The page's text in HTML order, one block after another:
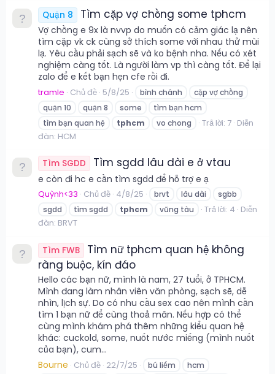
Quận 8 Tìm cặp vợ chồng some tphcm
Vợ chồng e 9x là nvvp do muốn có cảm giác lạ nên
tìm cặp vk ck cùng sở thích some với nhau thử mùi
lạ. Yêu cầu phải sạch sẽ và ko bệnh nha. Nếu có xét
nghiệm càng tốt. Là người làm vp thì càng tốt. Để lại
zalo để e kết bạn hẹn cfe rồi đi.
tramle Chủ đề 5/8/25 bình chánh
cặp vợ chồng
quận 10
quận 8 some
tìm bạn hcm
tìm bạn quan hệ
tphcm vo chong Trả lời: 7 Diễn
đàn: HCM
Tìm SGDD Tìm sgdd lâu dài e ở vtau
e còn đi hc e cần tìm sgdd để hỗ trợ e ạ
Quỳnh<33 Chủ đề 4/8/25 brvt lâu dài
sgbb
sgdd
tìm sgdd tphcm vũng tàu Trả lời: 4 Diễn
đàn: BRVT
Tìm FWB
Tìm nữ tphcm quan hệ không
ràng buộc, kín đáo
Hello các bạn nữ, mình là nam, 27 tuổi, ở TPHCM.
Mình đang làm nhân viên văn phòng, sạch sẽ, dễ
nhìn, lịch sự. Do có nhu cầu sex cao nên mình cần
tìm 1 bạn nữ để cùng thoả mãn. Nếu hợp có thể
cùng mình khám phá thêm những kiểu quan hệ
khác: cuckold, some, nuốt nước miếng (mình nuốt
của bạn), cum...
Bourne Chủ đề 22/7/25 bú liếm hcm